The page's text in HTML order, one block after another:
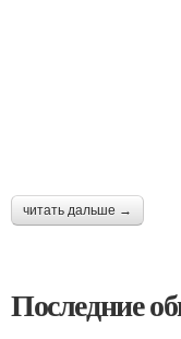
читать дальше →
Последние